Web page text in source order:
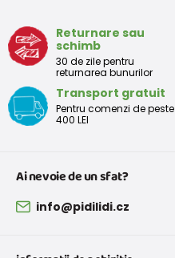
Returnare sau
schimb
30 de zile pentru
returnarea bunurilor
Transport gratuit
Pentru comenzi de peste
400 LEI
Ai nevoie de un sfat?
info@pidilidi.cz